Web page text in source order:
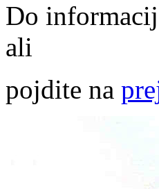
Do
ali
pojdite na